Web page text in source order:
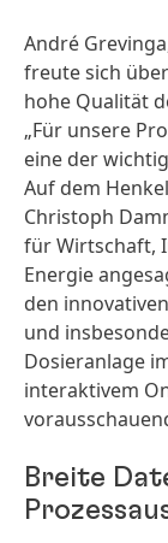
André
freute sich
hohe Qualität
„Für unsere
eine der
Auf dem
Christoph
für Wirtschaft,
Energie
den
und
Dosieranlage
interaktivem
Breite